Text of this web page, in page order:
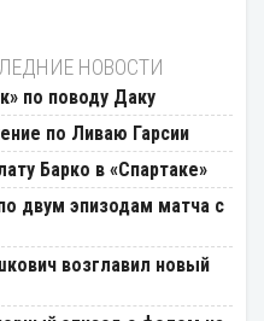
НОВОСТИ
по поводу Даку
по Ливаю Гарсии
Барко в «Спартаке»
двум эпизодам матча с
возглавил новый